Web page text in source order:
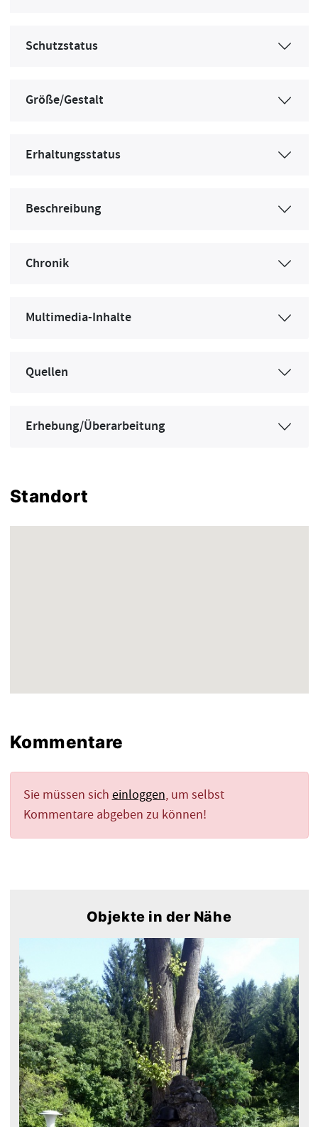
Schutzstatus
Größe/Gestalt
Erhaltungsstatus
Beschreibung
Chronik
Multimedia-Inhalte
Quellen
Erhebung/Überarbeitung
Standort
Kommentare
Sie müssen sich einloggen, um selbst
Kommentare abgeben zu können!
Objekte in der Nähe